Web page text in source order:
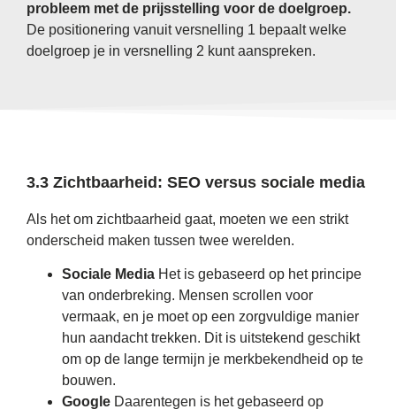
probleem met de prijsstelling voor de doelgroep.
De positionering vanuit versnelling 1 bepaalt welke
doelgroep je in versnelling 2 kunt aanspreken.
3.3 Zichtbaarheid: SEO versus sociale media
Als het om zichtbaarheid gaat, moeten we een strikt
onderscheid maken tussen twee werelden.
Sociale Media Het is gebaseerd op het principe
van onderbreking. Mensen scrollen voor
vermaak, en je moet op een zorgvuldige manier
hun aandacht trekken. Dit is uitstekend geschikt
om op de lange termijn je merkbekendheid op te
bouwen.
Google Daarentegen is het gebaseerd op